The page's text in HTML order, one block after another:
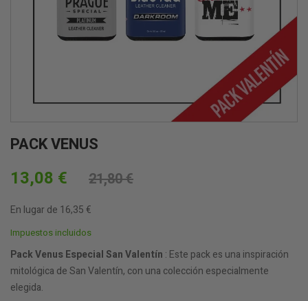
PACK VENUS
13,08 € 21,80 €
En lugar de 16,35 €
Impuestos incluidos
Pack Venus Especial San Valentín : Este pack es una inspiración
mitológica de San Valentín, con una colección especialmente
elegida.